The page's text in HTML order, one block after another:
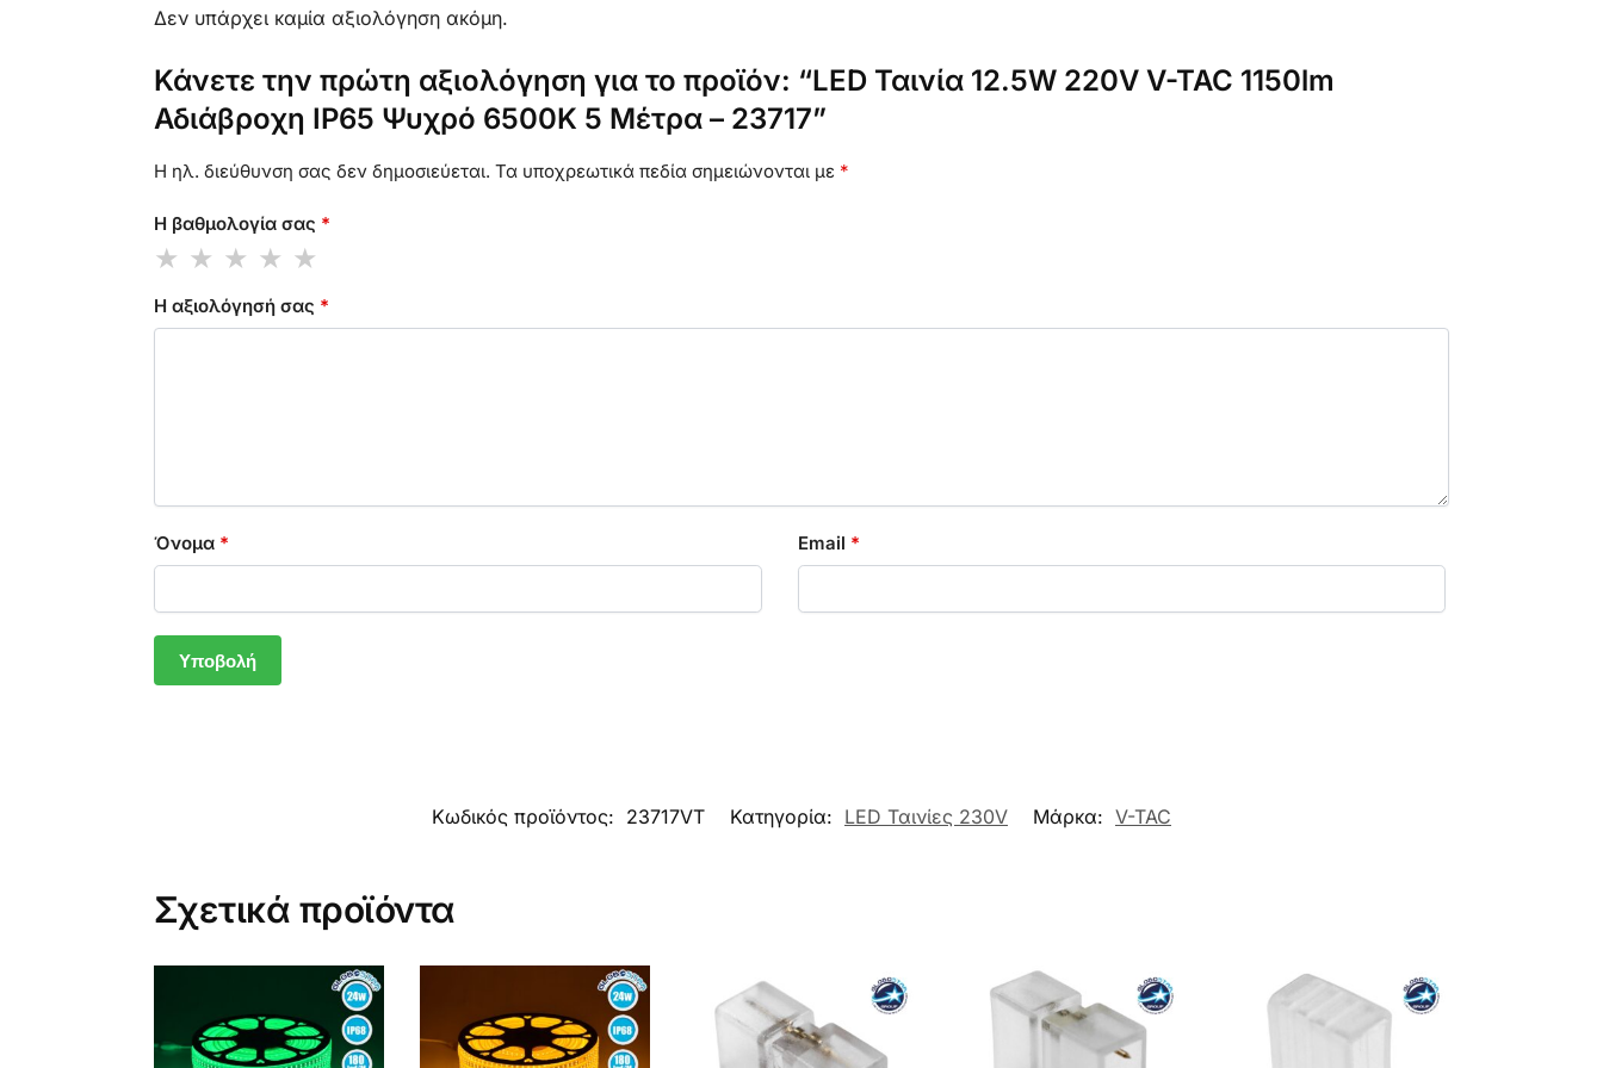
Δεν υπάρχει καμία αξιολόγηση ακόμη.
Κάνετε την πρώτη αξιολόγηση για το προϊόν: “LED Ταινία 12.5W 220V V-TAC 1150lm
Αδιάβροχη IP65 Ψυχρό 6500K 5 Μέτρα – 23717”
Η ηλ. διεύθυνση σας δεν δημοσιεύεται. Τα υποχρεωτικά πεδία σημειώνονται με *
Η βαθμολογία σας *
Η αξιολόγησή σας *
Όνομα * Email *
Κωδικός προϊόντος: 23717VT Κατηγορία: LED Ταινίες 230V Μάρκα: V-TAC
Σχετικά προϊόντα